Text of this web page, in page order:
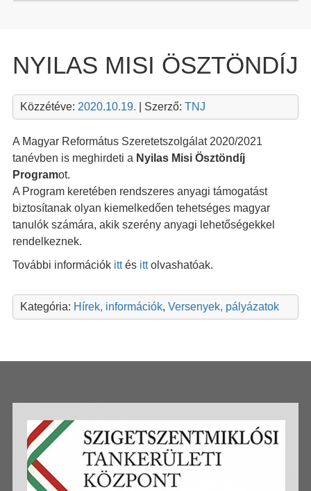
NYILAS MISI ÖSZTÖNDÍJ
Közzétéve: 2020.10.19. | Szerző: TNJ
A Magyar Református Szeretetszolgálat 2020/2021
tanévben is meghirdeti a Nyilas Misi Ösztöndíj
Programot.
A Program keretében rendszeres anyagi támogatást
biztosítanak olyan kiemelkedően tehetséges magyar
tanulók számára, akik szerény anyagi lehetőségekkel
rendelkeznek.
További információk ittés ittolvashatóak.
Kategória: Hírek, információk, Versenyek, pályázatok